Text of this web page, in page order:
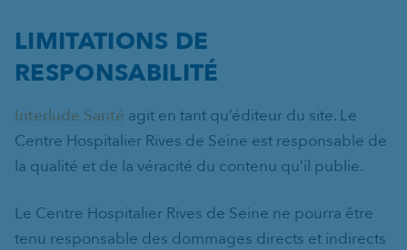
LIMITATIONS DE
RESPONSABILITÉ
Interlude Santé agit en tant qu’éditeur du site. Le
Centre Hospitalier Rives de Seine est responsable de
la qualité et de la véracité du contenu qu’il publie.
Le Centre Hospitalier Rives de Seine ne pourra être
tenu responsable des dommages directs et indirects